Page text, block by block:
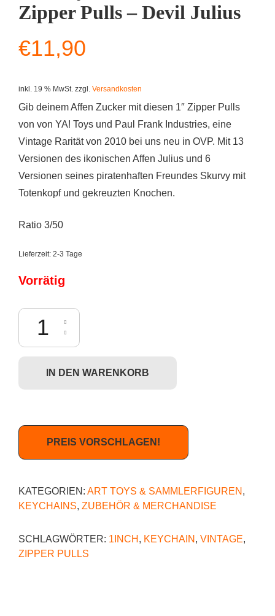
Zipper Pulls – Devil Julius
€11,90
inkl. 19 % MwSt. zzgl. Versandkosten
Gib deinem Affen Zucker mit diesen 1″ Zipper Pulls
von von YA! Toys und Paul Frank Industries, eine
Vintage Rarität von 2010 bei uns neu in OVP. Mit 13
Versionen des ikonischen Affen Julius und 6
Versionen seines piratenhaften Freundes Skurvy mit
Totenkopf und gekreuzten Knochen.
Ratio 3/50
Lieferzeit: 2-3 Tage
Vorrätig
YA! Toys Paul Frank Zipper Pulls - Devil Julius Menge
IN DEN WARENKORB
PREIS VORSCHLAGEN!
KATEGORIEN: ART TOYS & SAMMLERFIGUREN ,
KEYCHAINS, ZUBEHÖR & MERCHANDISE
SCHLAGWÖRTER: 1INCH , KEYCHAIN , VINTAGE,
ZIPPER PULLS